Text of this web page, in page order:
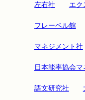
左右社 エク
フレーベル館
マネジメント社
日本能率協会
語文研究社